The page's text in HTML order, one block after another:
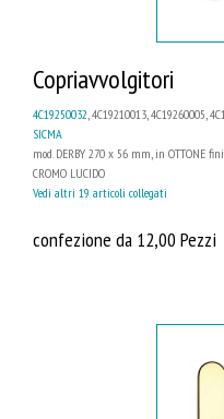
Copriavvolgitori
4C19250032 , 4C19210013, 4C19260005,
SICMA
mod. DERBY 270 x 56 mm, in OTTONE
CROMO LUCIDO
Vedi altri 19 articoli collegati
confezione da 12,00 Pezzi